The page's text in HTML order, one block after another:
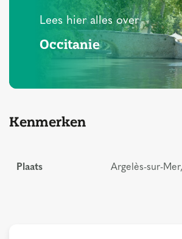
Lees hier alles over
Occitanie
Kenmerken
Plaats Argelès-sur-